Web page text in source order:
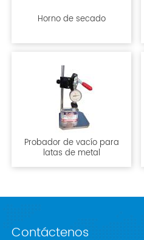
Horno de secado
Probador de vacío para
latas de metal
Contáctenos